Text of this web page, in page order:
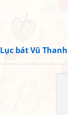
Lục bát Vũ